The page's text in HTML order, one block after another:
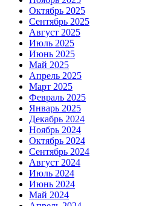
Октябрь 2025
Сентябрь 2025
Август 2025
Июль 2025
Июнь 2025
Май 2025
Апрель 2025
Март 2025
Февраль 2025
Январь 2025
Декабрь 2024
Ноябрь 2024
Октябрь 2024
Сентябрь 2024
Август 2024
Июль 2024
Июнь 2024
Май 2024